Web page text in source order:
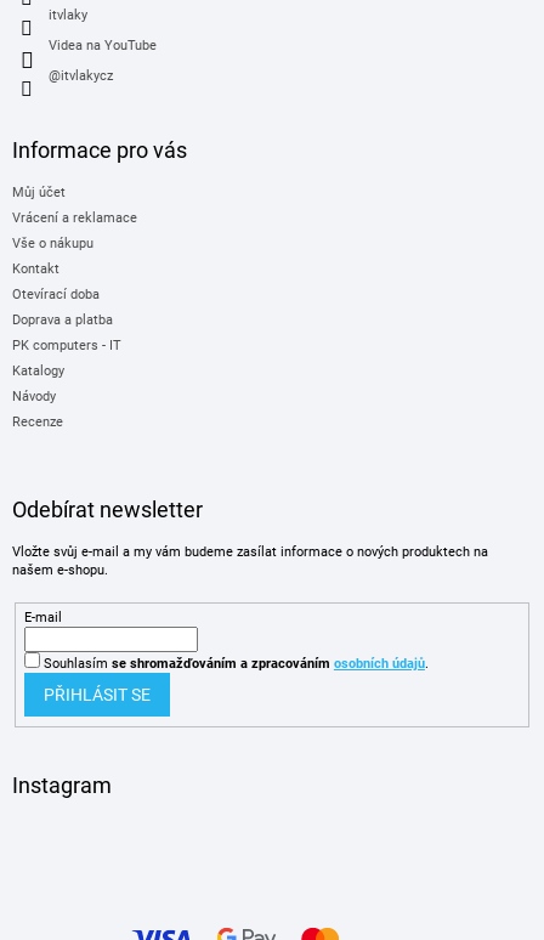
itvlaky
Videa na YouTube
@itvlakycz
Informace pro vás
Můj účet
Vrácení a reklamace
Vše o nákupu
Kontakt
Otevírací doba
Doprava a platba
PK computers - IT
Katalogy
Návody
Recenze
Odebírat newsletter
Vložte svůj e-mail a my vám budeme zasílat informace o nových produktech na
našem e-shopu.
E-mail
Souhlasím se shromažďováním a zpracováním osobních údajů.
PŘIHLÁSIT SE
Instagram